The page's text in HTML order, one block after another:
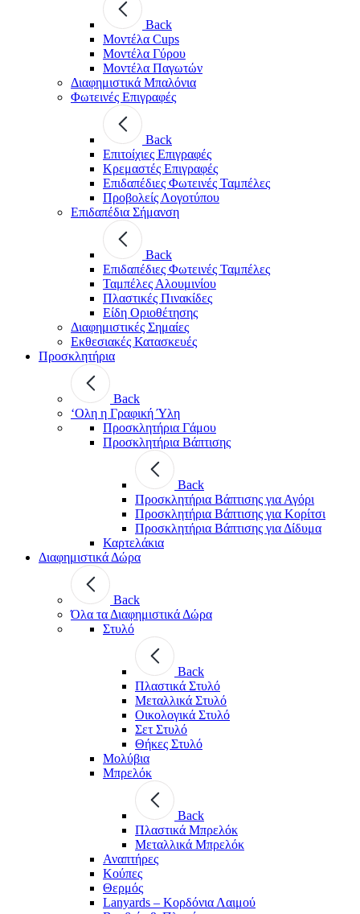
Back
Μοντέλα Cups
Μοντέλα Γύρου
Μοντέλα Παγωτών
Διαφημιστικά Μπαλόνια
Φωτεινές Επιγραφές
Back
Επιτοίχιες Επιγραφές
Κρεμαστές Επιγραφές
Επιδαπέδιες Φωτεινές Ταμπέλες
Προβολείς Λογοτύπου
Επιδαπέδια Σήμανση
Back
Επιδαπέδιες Φωτεινές Ταμπέλες
Ταμπέλες Αλουμινίου
Πλαστικές Πινακίδες
Είδη Οριοθέτησης
Διαφημιστικές Σημαίες
Εκθεσιακές Κατασκευές
Προσκλητήρια
Back
‘Ολη η Γραφική Ύλη
Προσκλητήρια Γάμου
Προσκλητήρια Βάπτισης
Back
Προσκλητήρια Βάπτισης για Αγόρι
Προσκλητήρια Βάπτισης για Κορίτσι
Προσκλητήρια Βάπτισης για Δίδυμα
Καρτελάκια
Διαφημιστικά Δώρα
Back
Όλα τα Διαφημιστικά Δώρα
Στυλό
Back
Πλαστικά Στυλό
Μεταλλικά Στυλό
Οικολογικά Στυλό
Σετ Στυλό
Θήκες Στυλό
Μολύβια
Μπρελόκ
Back
Πλαστικά Μπρελόκ
Μεταλλικά Μπρελόκ
Αναπτήρες
Κούπες
Θερμός
Lanyards – Kορδόνια Λαιμού